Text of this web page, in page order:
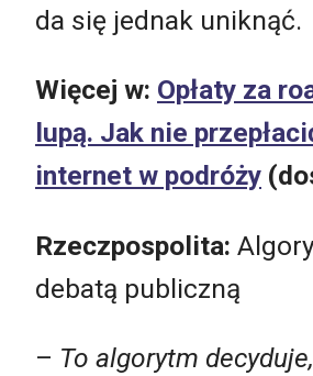
da się jednak uniknąć.
Więcej w: Opłaty za
lupą. Jak nie
internet w podróży
Rzeczpospolita:
debatą publiczną
– To algorytm